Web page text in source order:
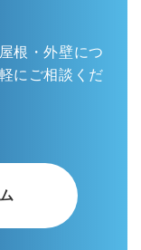
根・外壁につ
にご相談くだ